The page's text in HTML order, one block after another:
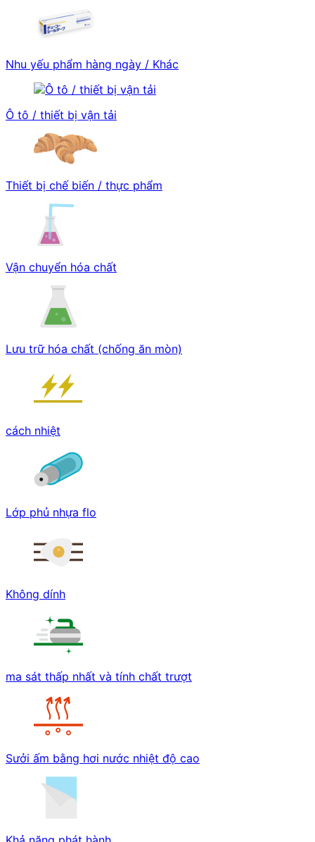
Nhu yếu phẩm hàng ngày / Khác
Ô tô / thiết bị vận tải
Thiết bị chế biến / thực phẩm
Vận chuyển hóa chất
Lưu trữ hóa chất (chống ăn mòn)
cách nhiệt
Lớp phủ nhựa flo
Không dính
ma sát thấp nhất và tính chất trượt
Sưởi ấm bằng hơi nước nhiệt độ cao